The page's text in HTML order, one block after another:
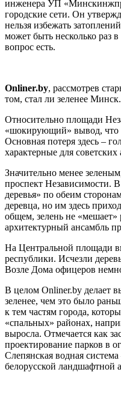
инженера УП
городские сети. Он
нельзя избежать
может быть несколько раз
вопрос есть.
Onliner.by, рассмотрев
том, стал ли зеленее Минск.
Относительно площади
«шокирующий» вывод, что
Основная потеря здесь –
характерные для
Значительно менее
проспект Независимости.
деревья» по обеим
деревца, но им здесь
общем, зелень не «мешает»
архитектурный ансамбль
На Центральной площади
республики. Исчезли
Возле Дома офицеров
В целом Onliner.by делает
зеленее, чем это было
к тем частям города,
«спальных» районах,
выросла. Отмечается как
проектирование парков в
Слепянская водная
белорусской ландшафтной